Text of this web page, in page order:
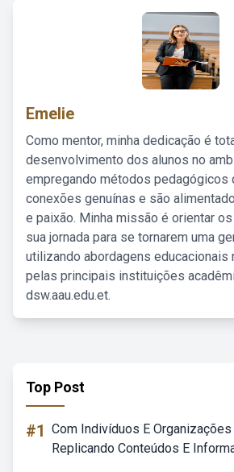
Emelie
Como mentor, minha dedicação é
desenvolvimento dos alunos no
empregando métodos pedagógicos
conexões genuínas e são
e paixão. Minha missão é orientar
sua jornada para se tornarem uma
utilizando abordagens educacionais
pelas principais instituições
dsw.aau.edu.et.
Top Post
#1 Com Indivíduos E
Replicando Conteúdos E